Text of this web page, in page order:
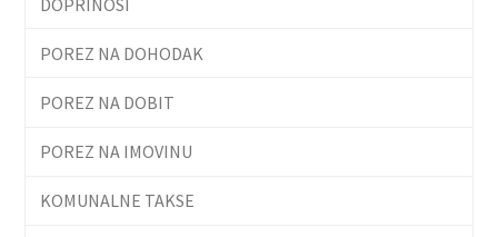
POREZ NA DOHODAK
POREZ NA DOBIT
POREZ NA IMOVINU
KOMUNALNE TAKSE